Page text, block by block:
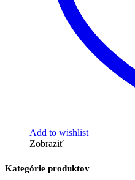
Add to wishlist
Zobraziť
Kategórie produktov